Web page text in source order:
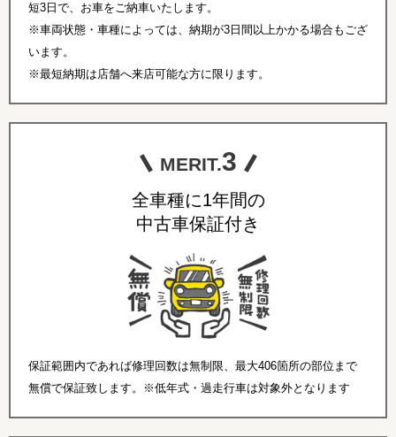
短3日で、お車をご納車いたします。
※車両状態・車種によっては、納期が3日間以上かかる場合もござ
います。
※最短納期は店舗へ来店可能な方に限ります。
MERIT.3
全車種に1年間の
中古車保証付き
保証範囲内であれば修理回数は無制限、最大406箇所の部位まで
無償で保証致します。※低年式・過走行車は対象外となります